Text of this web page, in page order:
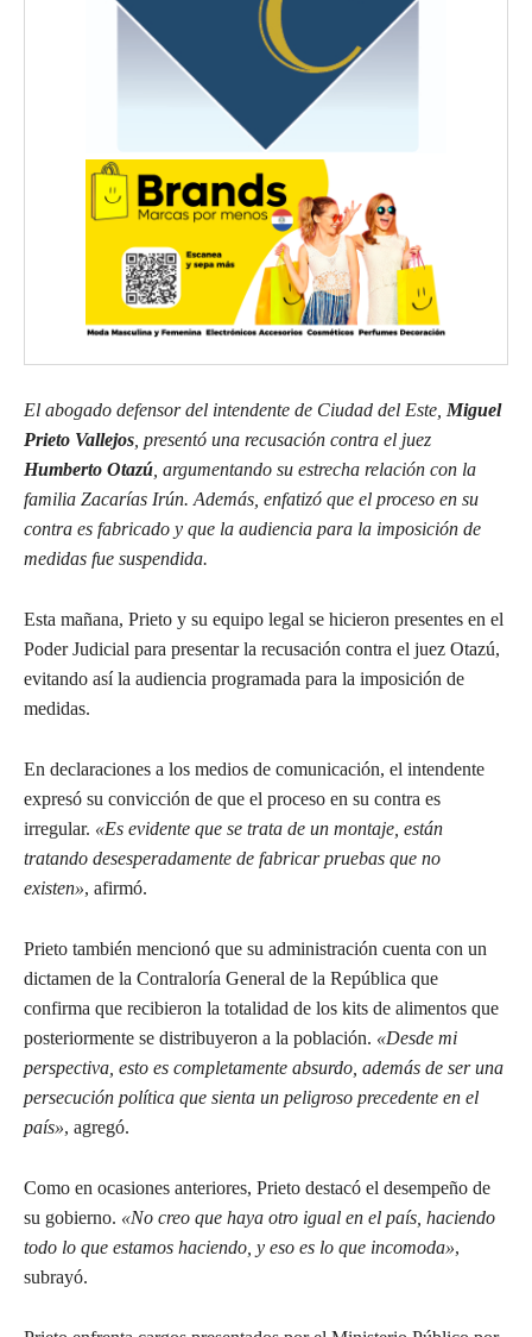
El abogado defensor del intendente de Ciudad del Este, Miguel
Prieto Vallejos , presentó una recusación contra el juez
Humberto Otazú , argumentando su estrecha relación con la
familia Zacarías Irún. Además, enfatizó que el proceso en su
contra es fabricado y que la audiencia para la imposición de
medidas fue suspendida.
Esta mañana, Prieto y su equipo legal se hicieron presentes en el
Poder Judicial para presentar la recusación contra el juez Otazú,
evitando así la audiencia programada para la imposición de
medidas.
En declaraciones a los medios de comunicación, el intendente
expresó su convicción de que el proceso en su contra es
irregular. «Es evidente que se trata de un montaje, están
tratando desesperadamente de fabricar pruebas que no
existen», afirmó.
Prieto también mencionó que su administración cuenta con un
dictamen de la Contraloría General de la República que
confirma que recibieron la totalidad de los kits de alimentos que
posteriormente se distribuyeron a la población. «Desde mi
perspectiva, esto es completamente absurdo, además de ser una
persecución política que sienta un peligroso precedente en el
país», agregó.
Como en ocasiones anteriores, Prieto destacó el desempeño de
su gobierno. «No creo que haya otro igual en el país, haciendo
todo lo que estamos haciendo, y eso es lo que incomoda»,
subrayó.